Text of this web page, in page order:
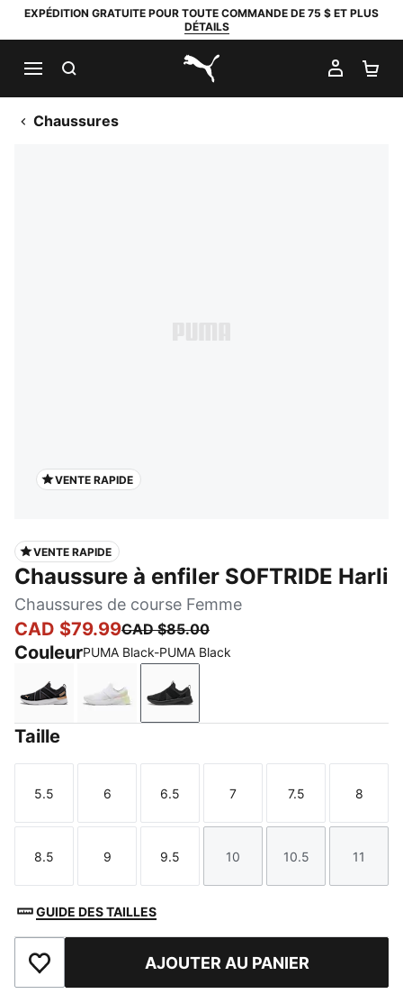
EXPÉDITION GRATUITE POUR TOUTE COMMANDE DE 75 $ ET PLUS
DÉTAILS
PUMA.com
MON
Chaussures
VENTE RAPIDE
VENTE RAPIDE
Chaussure à enfiler SOFTRIDE Harli
Chaussures de course Femme
CAD $79.99CAD $85.00
CouleurPUMA Black-PUMA Black
PUMA Black-PUMA White-PUMA Gold
PUMA White-Apple Spritz-Pearl Pink-Pure
PUMA Black-PUMA Black
Taille
Taille
5.5
Taille
6
Taille
6.5
Taille
7
Taille
7.5
Taille
8
Taille
8.5
Taille
9
Taille
9.5
Taille
10
Taille
10.5
Taille
11
GUIDE DES TAILLES
Ajouter à la liste de souhaits
AJOUTER AU PANIER